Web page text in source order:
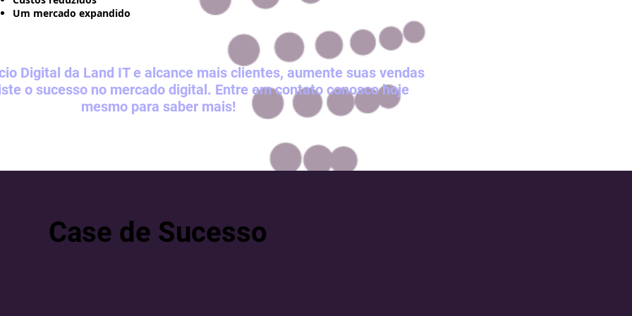
Um mercado expandido
Digital da Land IT e alcance mais clientes, aumente suas vendas
o sucesso no mercado digital. Entre em contato conosco hoje
mesmo para saber mais!
Case de Sucesso